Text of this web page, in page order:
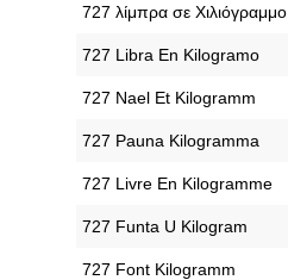
‎727 λίμπρα σε Χιλιόγραμμο
‎727 Libra En Kilogramo
‎727 Nael Et Kilogramm
‎727 Pauna Kilogramma
‎727 Livre En Kilogramme
‎727 Funta U Kilogram
‎727 Font Kilogramm